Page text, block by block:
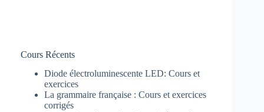
Cours Récents
Diode électroluminescente LED: Cours et
exercices
La grammaire française : Cours et exercices
corrigés